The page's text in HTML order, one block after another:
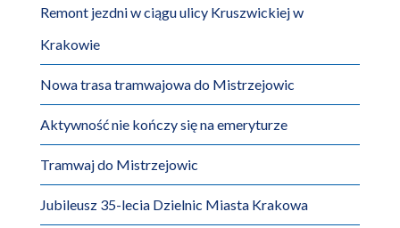
Remont jezdni w ciągu ulicy Kruszwickiej w
Krakowie
Nowa trasa tramwajowa do Mistrzejowic
Aktywność nie kończy się na emeryturze
Tramwaj do Mistrzejowic
Jubileusz 35-lecia Dzielnic Miasta Krakowa